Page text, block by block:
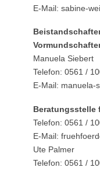
E-Mail: sabine-
Manuela Siebert
Telefon: 0561 /
E-Mail: manuela-
Beratungsstelle
Telefon: 0561 /
E-Mail:
Ute Palmer
Telefon: 0561 /